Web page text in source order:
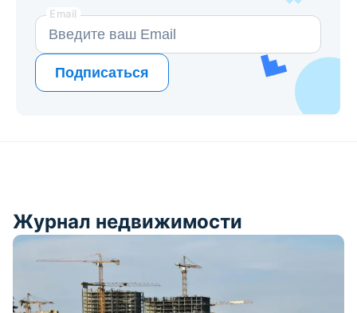
Email
Подписаться
Журнал недвижимости